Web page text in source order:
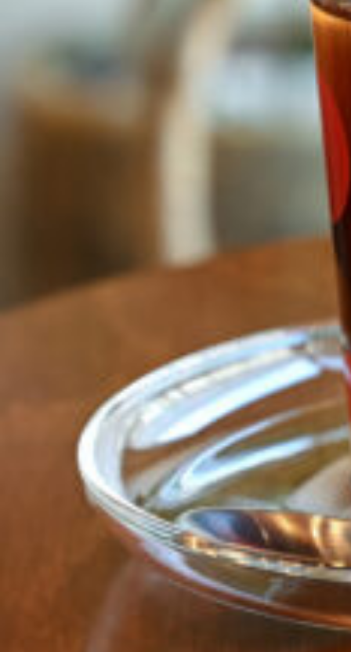
ABOUT US
チケットプレゼント応募
SERIES
京都おやつクラブ
私と店のはなし
今月の京みやげ
京都の書店